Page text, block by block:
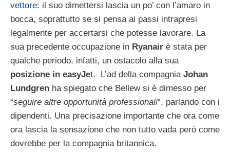
vettore: il suo dimettersi lascia un po’ con l’amaro in
bocca, soprattutto se si pensa ai passi intrapresi
legalmente per accertarsi che potesse lavorare. La
sua precedente occupazione in Ryanair è stata per
qualche periodo, infatti, un ostacolo alla sua
posizione in easyJet. L’ad della compagnia Johan
Lundgren ha spiegato che Bellew si è dimesso per
“seguire altre opportunità professionali“, parlando con i
dipendenti. Una precisazione importante che ora come
ora lascia la sensazione che non tutto vada però come
dovrebbe per la compagnia britannica.